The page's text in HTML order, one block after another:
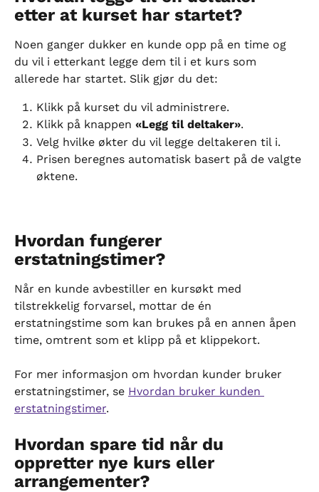
etter at kurset har startet?
Noen ganger dukker en kunde opp på en time og
du vil i etterkant legge dem til i et kurs som
allerede har startet. Slik gjør du det:
Klikk på kurset du vil administrere.
Klikk på knappen «Legg til deltaker».
Velg hvilke økter du vil legge deltakeren til i.
Prisen beregnes automatisk basert på de valgte
øktene.
Hvordan fungerer
erstatningstimer?
Når en kunde avbestiller en kursøkt med
tilstrekkelig forvarsel, mottar de én
erstatningstime som kan brukes på en annen åpen
time, omtrent som et klipp på et klippekort.
For mer informasjon om hvordan kunder bruker
erstatningstimer, se Hvordan bruker kunden
erstatningstimer.
Hvordan spare tid når du
oppretter nye kurs eller
arrangementer?